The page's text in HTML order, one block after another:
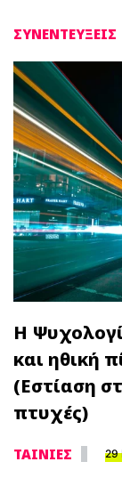
ΣΥΝΕΝΤΕΥΞΕΙΣ
Η
και ηθική
(Εστίαση
πτυχές)
ΤΑΙΝΙΕΣ 29